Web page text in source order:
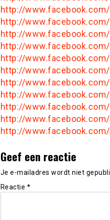
http://www.facebook.com/
http://www.facebook.com/
http://www.facebook.com/
http://www.facebook.com/
http://www.facebook.com/
http://www.facebook.com/
http://www.facebook.com/
http://www.facebook.com/
http://www.facebook.com/
http://www.facebook.com/
http://www.facebook.com/
Geef een reactie
Je e-mailadres wordt niet
Reactie *